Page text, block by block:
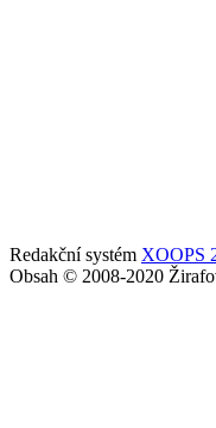
Redakční systém XOOPS
Obsah © 2008-2020